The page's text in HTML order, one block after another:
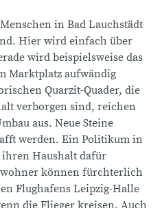
in Bad Lauchstädt
Hier wird einfach über
wird beispielsweise das
Marktplatz aufwändig
Quarzit-Quader, die
verborgen sind, reichen
aus. Neue Steine
werden. Ein Politikum in
Haushalt dafür
können fürchterlich
Flughafens Leipzig-Halle